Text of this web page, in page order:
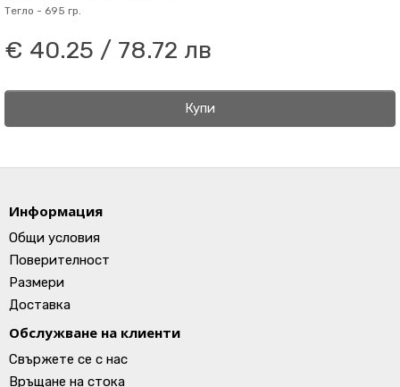
Тегло - 695 гр.
€ 40.25 / 78.72 лв
Купи
Информация
Общи условия
Поверителност
Размери
Доставка
Обслужване на клиенти
Свържете се с нас
Връщане на стока